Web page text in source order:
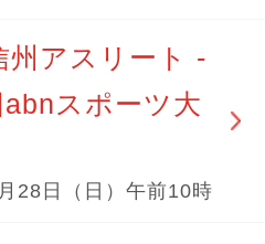
州アスリート -
スポーツ大
28日（日）午前10時